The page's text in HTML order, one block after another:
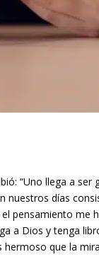
“Uno llega a
nuestros días
pensamiento me
a Dios y tenga
que la